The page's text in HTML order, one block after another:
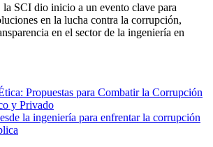
la SCI dio inicio a un evento clave para
en la lucha contra la corrupción,
en el sector de la ingeniería en
Propuestas para Combatir la Corrupción
y Privado
la ingeniería para enfrentar la corrupción